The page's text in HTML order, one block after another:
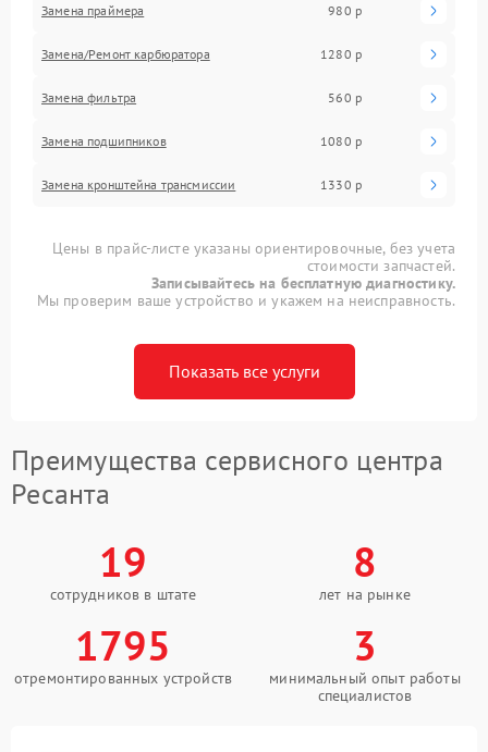
Замена праймера 980 р
Замена/Pемонт карбюратора 1280 р
Замена фильтра 560 р
Замена подшипников 1080 р
Замена кронштейна трансмиссии 1330 р
Цены в прайс-листе указаны ориентировочные, без учета
стоимости запчастей.
Записывайтесь на бесплатную диагностику.
Мы проверим ваше устройство и укажем на неисправность.
Показать все услуги
Преимущества сервисного центра
Ресанта
19
сотрудников в штате
8
лет на рынке
1795
отремонтированных устройств
3
минимальный опыт работы
специалистов